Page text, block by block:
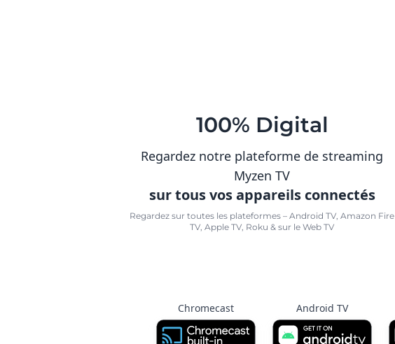
100% Digital
Regardez notre plateforme de streaming
Myzen TV
sur tous vos appareils connectés
Regardez sur toutes les plateformes – Android TV, Amazon Fire
TV, Apple TV, Roku & sur le Web TV
Chromecast Android TV